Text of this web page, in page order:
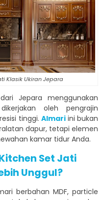
Klasik Ukiran Jepara
Jepara menggunakan
oleh pengrajin
tinggi. Almariini bukan
dapur, tetapi elemen
kamar tidur Anda.
Set Jati
Unggul?
berbahan MDF, particle